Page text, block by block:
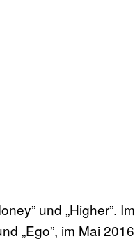
und „Higher”. Im
„Ego”, im Mai 2016